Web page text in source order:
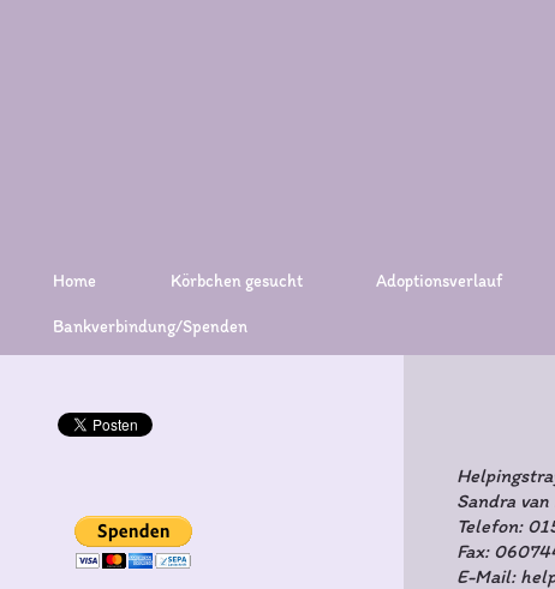
Home Körbchen gesucht Adoptionsverlauf
Bankverbindung/Spenden
Sandra
Telefon:
Fax:
E-Mail: